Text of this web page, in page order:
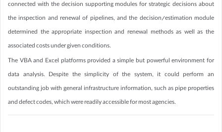
connected with the decision supporting modules for strategic decisions about
the inspection and renewal of pipelines, and the decision/estimation module
determined the appropriate inspection and renewal methods as well as the
associated costs under given conditions.
The VBA and Excel platforms provided a simple but powerful environment for
data analysis. Despite the simplicity of the system, it could perform an
outstanding job with general infrastructure information, such as pipe properties
and defect codes, which were readily accessible for most agencies.